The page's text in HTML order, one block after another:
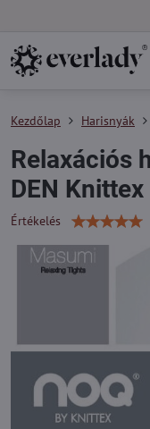
Kezdőlap Harisnyák
Relaxációs
DEN Knittex
Értékelés